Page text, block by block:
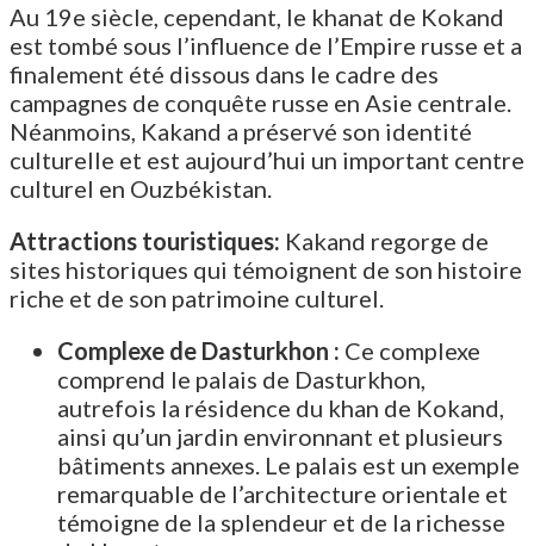
Au 19e siècle, cependant, le khanat de Kokand
est tombé sous l’influence de l’Empire russe et a
finalement été dissous dans le cadre des
campagnes de conquête russe en Asie centrale.
Néanmoins, Kakand a préservé son identité
culturelle et est aujourd’hui un important centre
culturel en Ouzbékistan.
Attractions touristiques: Kakand regorge de
sites historiques qui témoignent de son histoire
riche et de son patrimoine culturel.
Complexe de Dasturkhon : Ce complexe
comprend le palais de Dasturkhon,
autrefois la résidence du khan de Kokand,
ainsi qu’un jardin environnant et plusieurs
bâtiments annexes. Le palais est un exemple
remarquable de l’architecture orientale et
témoigne de la splendeur et de la richesse